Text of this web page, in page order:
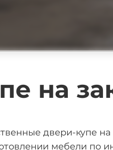
двери-купе
мебели по
на